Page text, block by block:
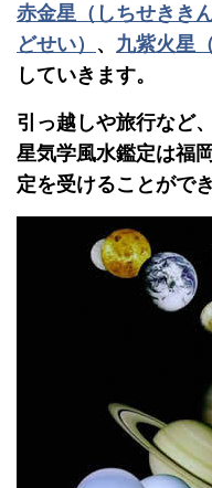
赤金星（しちせききん
どせい） 、 九紫火星
していきます。
引っ越しや旅行など
星気学風水鑑定は福
定を受けることができ